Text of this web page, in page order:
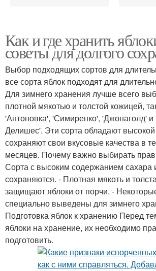
Хранение в ящиках
Как и где хранить
советы для долгого
Выбор подходящих сортов для
все сорта яблок подходят для
Для зимнего хранения лучше всего
плотной мякотью и толстой кожицей,
'Антоновка', 'Симиренко', 'Джонаголд' и
Делишес'. Эти сорта обладают
сохраняют свои вкусовые качества в
месяцев. Почему важно выбирать
Сорта с высоким содержанием сахара
сохраняются. - Плотная мякоть и
защищают яблоки от порчи. -
специально выведены для зимнего
Подготовка яблок к хранению Перед
яблоки на хранение, их необходимо
подготовить.